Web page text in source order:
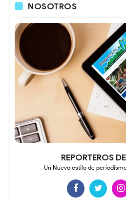
NOSOTROS
REPORTEROS
Un Nuevo estilo de